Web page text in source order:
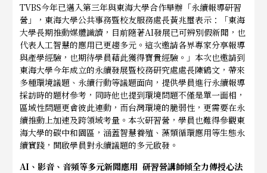
TVBS今年已邁入第三年與東海大學合作舉辦「永續報導研習
營」，東海大學公共事務暨校友服務處長黃兆璽表示：「東海
大學長期推動媒體識讀，目前隨著AI發展已可辨別假新聞，也
代表人工智慧的應用已更趨多元。這次邀請各界專家分享報導
與產學經驗，也期待學員藉此獲得寶貴經驗。」本次也邀請到
東海大學今年成立的永續發展暨校務研究處處長陳鶴文，帶來
多種環境議題、永續行動等議題面向，提供學員進行永續報導
採訪時的題材參考，同時他也提到環境問題不僅是單一面相，
區域性問題更會彼此連動，而台灣環境的脆弱性，更需要在永
續推動上加速及跨領域考量。本次研習營，學員也難得參觀東
海大學的碳中和園區，涵蓋智慧養殖、藻類循環應用等生態永
續實踐，開啟學員對永續議題的多元啟發。
AI 、影音、音頻等多元新聞應用 研習營講師傾全力傳授心法